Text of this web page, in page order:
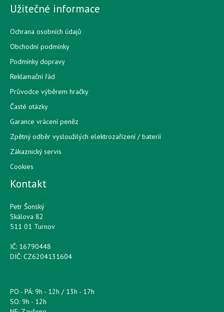
Užitečné informace
Ochrana osobních údajů
Obchodní podmínky
Podmínky dopravy
Reklamační řád
Průvodce výběrem hračky
Časté otázky
Garance vrácení peněz
Zpětný odběr vysloužilých elektrozařízení / bateríí
Zákaznický servis
Cookies
Kontakt
Petr Šonský
Skálova 82
511 01 Turnov
IČ: 16790448
DIČ: CZ6204131604
PO - PÁ: 9h - 12h / 13h - 17h
SO: 9h - 12h